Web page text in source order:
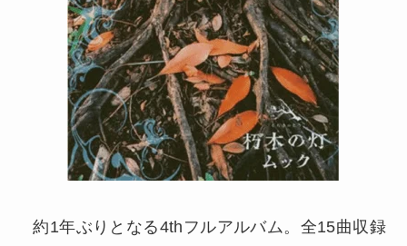
約1年ぶりとなる4thフルアルバム。全15曲収録